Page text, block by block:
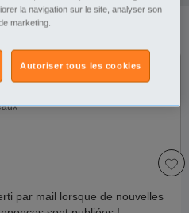
Garde enfant Bordeaux /
en droit propose baby-sitting
par mail lorsque de nouvelles
la navigation sur le site, analyser son
marketing.
Autoriser tous les cookies